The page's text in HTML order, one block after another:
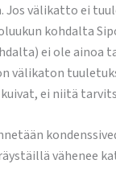
välikatto ei
kohdalta
ei ole ainoa
ei niitä
vähenee